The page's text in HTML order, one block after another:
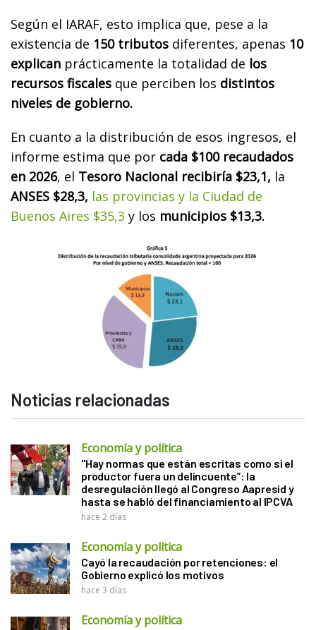
Según el IARAF, esto implica que, pese a la
existencia de 150 tributos diferentes, apenas 10
explican prácticamente la totalidad de los
recursos fiscales que perciben los distintos
niveles de gobierno.
En cuanto a la distribución de esos ingresos, el
informe estima que por cada $100 recaudados
en 2026, el Tesoro Nacional recibiría $23,1, la
ANSES $28,3, las provincias y la Ciudad de
Buenos Aires $35,3 y los municipios $13,3.
Noticias relacionadas
Economía y política
"Hay normas que están escritas como si el
productor fuera un delincuente”: la
desregulación llegó al Congreso Aapresid y
hasta se habló del financiamiento al IPCVA
hace 2 días
Economía y política
Cayó la recaudación por retenciones: el
Gobierno explicó los motivos
hace 3 días
Economía y política